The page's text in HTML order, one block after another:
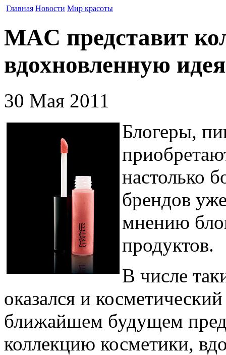
Главная Новости Мир красоты
MAC представит
вдохновленную
30 Мая 2011
Блогеры,
настолько
брендов
мнению
продуктов.
В числе
оказался и
ближайшем будущем
коллекцию косметики,